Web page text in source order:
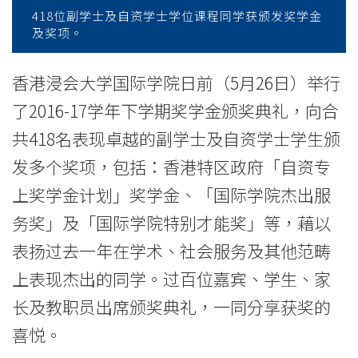
奖
学
金
颁
奖
典
礼
2016-
2017
418位副学士及自资学士学位课程同学获颁发奖学金
及奖项。
香港浸会大学国际学院日前（5月26日）举行
了2016-17学年下学期奖学金颁奖典礼，向合
共418名表现卓越的副学士及自资学士学生颁
发多个奖项，包括：香港特区政府「自资专
上奖学金计划」奖学金、「国际学院杰出服
务奖」及「国际学院特别才能奖」等，藉以
表扬过去一年在学术、社会服务及其他范畴
上表现杰出的同学。过百位嘉宾、学生、家
长及教职员出席颁奖典礼，一同分享获奖的
喜悦。